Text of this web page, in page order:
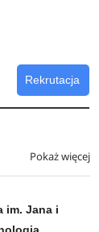
powstał
zdobycia
Rekrutacja
Pokaż więcej
im. Jana i